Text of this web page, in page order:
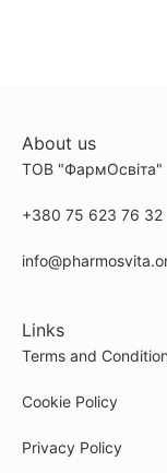
About us
ТОВ "ФармОсвіта"
+380 75 623 76 32
Links
Terms and
Cookie Policy
Privacy Policy